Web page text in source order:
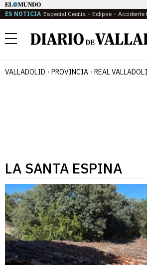
ES NOTICIA Especial Cecilia Eclipse Accidente
Menú
VALLADOLID PROVINCIA REAL
LA SANTA ESPINA